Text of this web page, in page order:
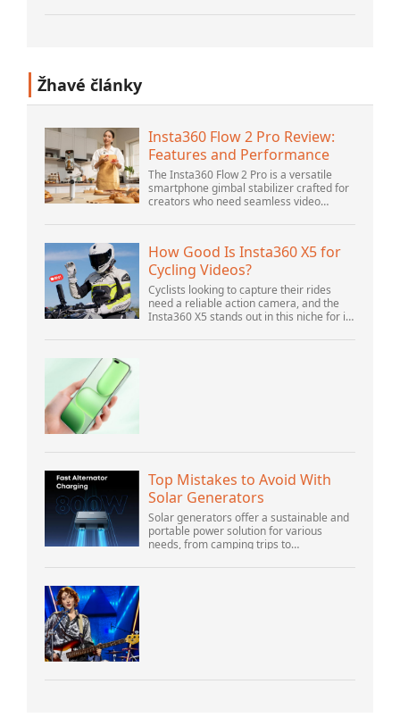
nestrukturovaný a je to gen...
Žhavé články
Insta360 Flow 2 Pro Review:
Features and Performance
The Insta360 Flow 2 Pro is a versatile
smartphone gimbal stabilizer crafted for
creators who need seamless video
for vlogging, live streaming, and video
How Good Is Insta360 X5 for
Cycling Videos?
Cyclists looking to capture their rides
need a reliable action camera, and the
Insta360 X5 stands out in this niche for its
Offering top-of-the-line 8K 360° video ca...
Top Mistakes to Avoid With
Solar Generators
Solar generators offer a sustainable and
portable power solution for various
needs, from camping trips to
increases, it’s vital to navigate common